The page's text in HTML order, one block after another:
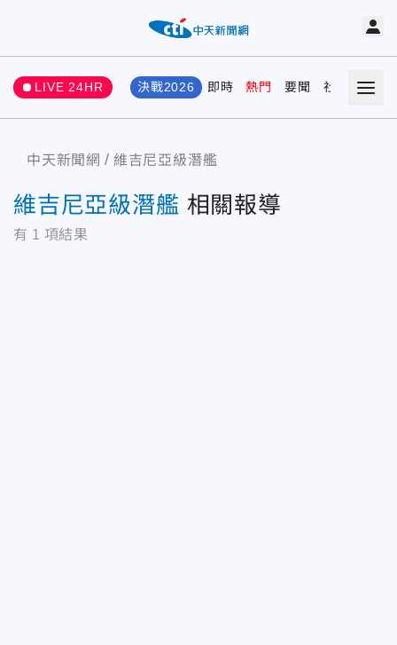
LIVE 24HR 決戰2026 即時 熱門 要聞 社會 娛樂
中天新聞網 維吉尼亞級潛艦
維吉尼亞級潛艦 相關報導
有 1 項結果